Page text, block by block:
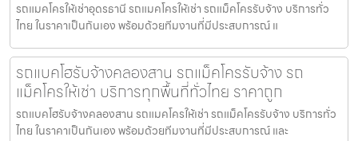
รถแมคโครให้เช่าอุดรธานี รถแมคโครให้เช่า รถแม็คโครรับจ้าง บริการทั่ว
ไทย ในราคาเป็นกันเอง พร้อมด้วยทีมงานที่มีประสบการณ์ แ
รถแบคโฮรับจ้างคลองสาน รถแม็คโครรับจ้าง รถ
แม็คโครให้เช่า บริการทุกพื้นที่ทั่วไทย ราคาถูก
รถแบคโฮรับจ้างคลองสาน รถแมคโครให้เช่า รถแม็คโครรับจ้าง บริการทั่ว
ไทย ในราคาเป็นกันเอง พร้อมด้วยทีมงานที่มีประสบการณ์ และ